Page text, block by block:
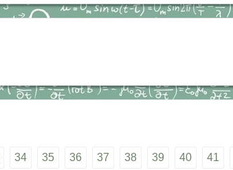
34 35 36 37 38 39 40 41